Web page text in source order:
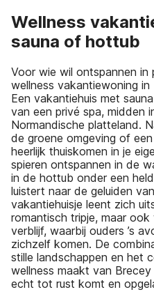
Wellness
sauna of hottub
Voor wie wil ontspannen in
wellness vakantiewoning
Een vakantiehuis met
van een privé spa, midden
Normandische platteland.
de groene omgeving of
heerlijk thuiskomen in je
spieren ontspannen in de
in de hottub onder een
luistert naar de geluiden
vakantiehuisje leent zich
romantisch tripje, maar
verblijf, waarbij ouders ’s
zichzelf komen. De
stille landschappen en het
wellness maakt van
echt tot rust komt en